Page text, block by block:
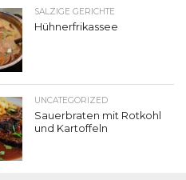
SALZIGE GERICHTE
Hühnerfrikassee
UNCATEGORIZED
Sauerbraten mit Rotkohl
und Kartoffeln